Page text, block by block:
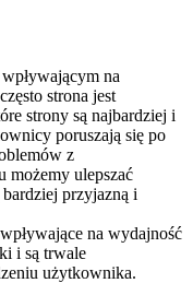
na
strona jest
strony są najbardziej i
poruszają się po
z
możemy ulepszać
przyjazną i
na wydajność
i są trwale
użytkownika.